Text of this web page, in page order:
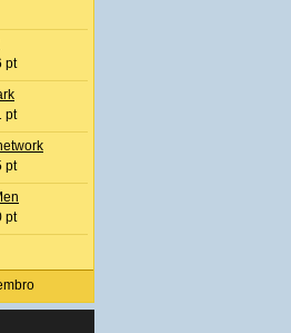
pt
pt
pt
pt